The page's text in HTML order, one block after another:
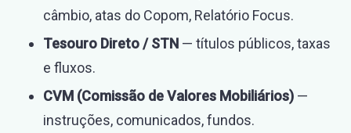
câmbio, atas do Copom, Relatório Focus.
Tesouro Direto / STN — títulos públicos, taxas
e fluxos.
CVM (Comissão de Valores Mobiliários) —
instruções, comunicados, fundos.